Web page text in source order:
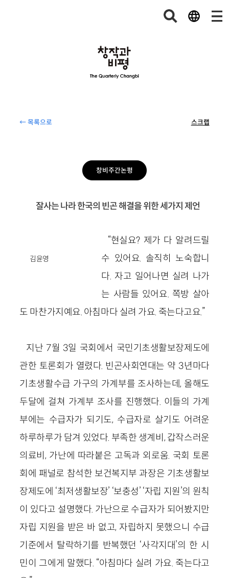
← 목록으로 스크랩
창비주간논평
잘사는 나라 한국의 빈곤 해결을 위한 세가지 제언
김윤영
“현실요? 제가 다 알려드릴
수 있어요. 솔직히 노숙합니
다. 자고 일어나면 실려 나가
는 사람들 있어요. 쪽방 살아
도 마찬가지예요. 아침마다 실려 가요. 죽는다고요.”
지난 7월 3일 국회에서 국민기초생활보장제도에
관한 토론회가 열렸다. 빈곤사회연대는 약 3년마다
기초생활수급 가구의 가계부를 조사하는데, 올해도
두달에 걸쳐 가계부 조사를 진행했다. 이들의 가계
부에는 수급자가 되기도, 수급자로 살기도 어려운
하루하루가 담겨 있었다. 부족한 생계비, 갑작스러운
의료비, 가난에 따라붙은 고독과 외로움. 국회 토론
회에 패널로 참석한 보건복지부 과장은 기초생활보
장제도에 ‘최저생활보장’ ‘보충성’ ‘자립 지원’의 원칙
이 있다고 설명했다. 가난으로 수급자가 되어봤지만
자립 지원을 받은 바 없고, 자립하지 못했으니 수급
기준에서 탈락하기를 반복했던 ‘사각지대’의 한 시
민이 그에게 말했다. “아침마다 실려 가요. 죽는다고